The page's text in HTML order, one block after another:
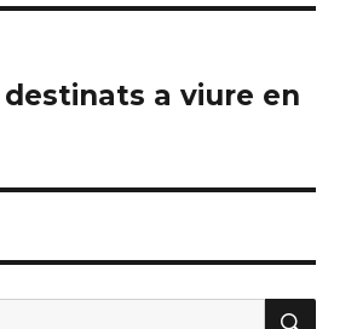
destinats a viure en